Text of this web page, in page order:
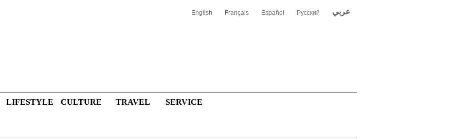
English Français Español Русский عربي
LIFESTYLE CULTURE TRAVEL SERVICE